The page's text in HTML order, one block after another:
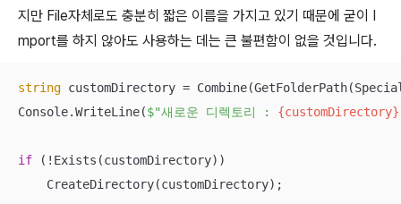
지만 File자체로도 충분히 짧은 이름을 가지고 있기 때문에 굳이 I
mport를 하지 않아도 사용하는 데는 큰 불편함이 없을 것입니다.
string customDirectory =
Console.WriteLine($"새로운 디렉토리 : {customDirectory}
if (!Exists(customDirectory))
    CreateDirectory(customDirectory);